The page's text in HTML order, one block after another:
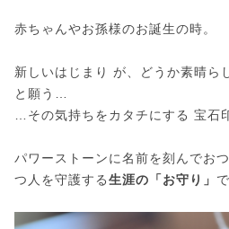
赤ちゃんやお孫様のお誕生の時。
新しいはじまり が、どうか素晴ら
と願う…
…その気持ちをカタチにする 宝石
パワーストーンに名前を刻んでお
つ人を守護する生涯の「お守り」